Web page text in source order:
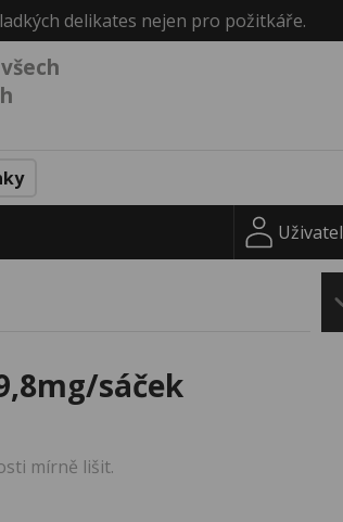
delikates nejen pro požitkáře.
Uživatel
sáček
mírně lišit.